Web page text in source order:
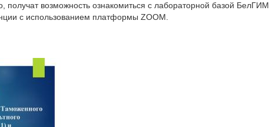
получат возможность ознакомиться с лабораторной базой БелГИМ.
с использованием платформы ZOOM.